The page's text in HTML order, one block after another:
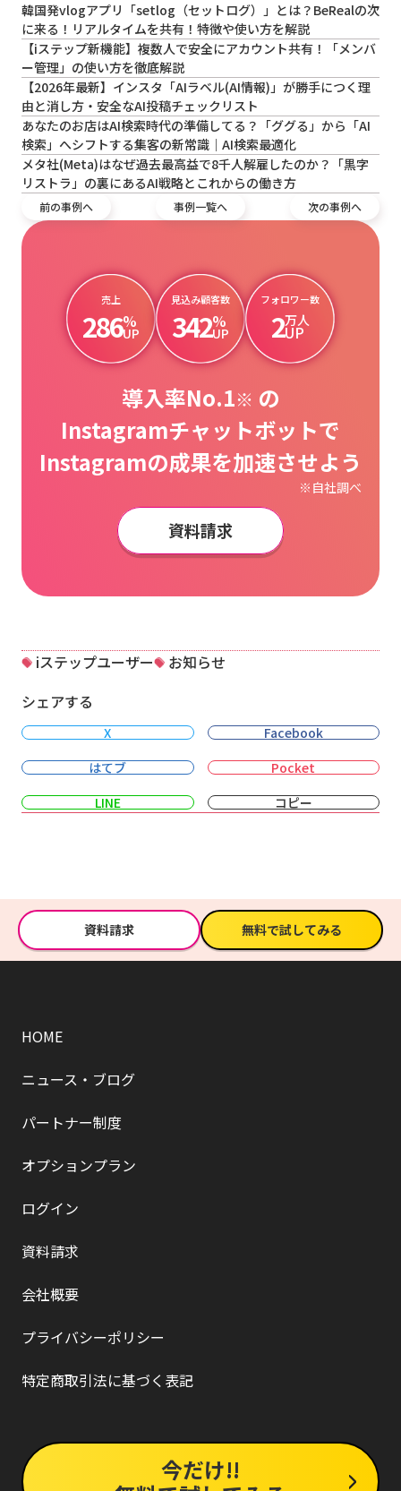
韓国発vlogアプリ「setlog（セットログ）」とは？BeRealの次
に来る！リアルタイムを共有！特徴や使い方を解説
【iステップ新機能】複数人で安全にアカウント共有！「メンバ
ー管理」の使い方を徹底解説
【2026年最新】インスタ「AIラベル(AI情報)」が勝手につく理
由と消し方・安全なAI投稿チェックリスト
あなたのお店はAI検索時代の準備してる？「ググる」から「AI
検索」へシフトする集客の新常識｜AI検索最適化
メタ社(Meta)はなぜ過去最高益で8千人解雇したのか？「黒字
リストラ」の裏にあるAI戦略とこれからの働き方
前の事例へ 事例一覧へ 次の事例へ
売上
286%
UP
見込み顧客数
342%
UP
フォロワー数
2万人
UP
導入率No.1※ の
Instagramチャットボットで
Instagramの成果を加速させよう
※自社調べ
資料請求
iステップユーザー
お知らせ
シェアする
X
Facebook
はてブ
Pocket
LINE
コピー
資料請求 無料で試してみる
HOME
ニュース・ブログ
パートナー制度
オプションプラン
ログイン
資料請求
会社概要
プライバシーポリシー
特定商取引法に基づく表記
今だけ!!